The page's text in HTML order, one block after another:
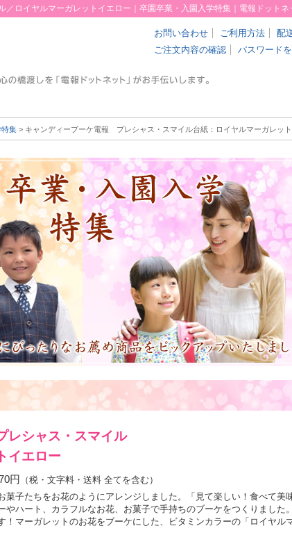
ロイヤルマーガレットイエロー｜卒園卒業・入園入学特集｜電報ドットネ
お問い合わせ ご利用方法 配
ご注文内容の確認
パスワード
特集 > キャンディーブーケ電報 プレシャス・スマイル台紙：ロイヤルマーガレッ
シャス・スマイル
イエロー
円
（税・文字料・送料 全てを含む）
菓子たちをお花のようにアレンジしました。「見て楽しい！食べて美
やハート、カラフルなお花、お菓子で手持ちのブーケをつくりました
！マーガレットのお花をブーケにした、ビタミンカラーの「ロイヤル